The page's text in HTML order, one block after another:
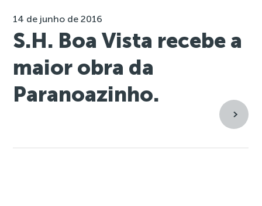
14 de junho de 2016
S.H. Boa Vista recebe a
maior obra da
Paranoazinho.